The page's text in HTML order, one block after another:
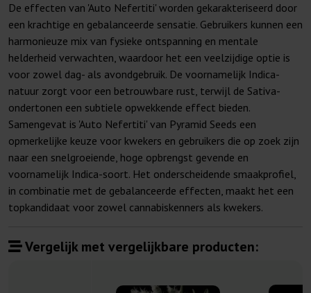
De effecten van 'Auto Nefertiti' worden gekarakteriseerd door
een krachtige en gebalanceerde sensatie. Gebruikers kunnen een
harmonieuze mix van fysieke ontspanning en mentale
helderheid verwachten, waardoor het een veelzijdige optie is
voor zowel dag- als avondgebruik. De voornamelijk Indica-
natuur zorgt voor een betrouwbare rust, terwijl de Sativa-
ondertonen een subtiele opwekkende effect bieden.
Samengevat is 'Auto Nefertiti' van Pyramid Seeds een
opmerkelijke keuze voor kwekers en gebruikers die op zoek zijn
naar een snelgroeiende, hoge opbrengst gevende en
voornamelijk Indica-soort. Het onderscheidende smaakprofiel,
in combinatie met de gebalanceerde effecten, maakt het een
topkandidaat voor zowel cannabiskenners als kwekers.
Vergelijk met vergelijkbare producten: